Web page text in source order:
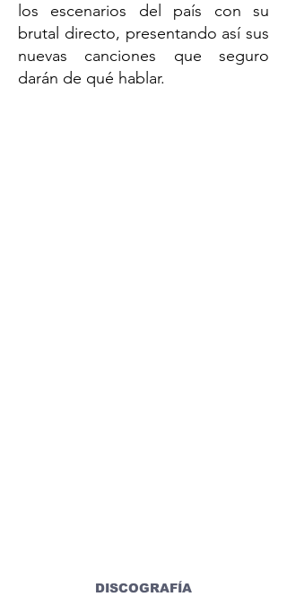
los escenarios del país con su
brutal directo, presentando así sus
nuevas canciones que seguro
darán de qué hablar.
DISCOGRAFÍA